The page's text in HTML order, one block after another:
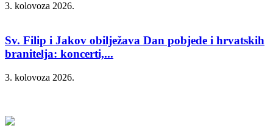
3. kolovoza 2026.
Sv. Filip i Jakov obilježava Dan pobjede i hrvatskih
branitelja: koncerti,...
3. kolovoza 2026.